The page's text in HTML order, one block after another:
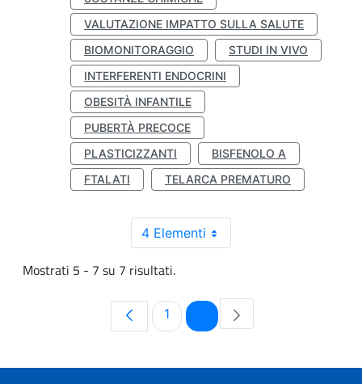
VALUTAZIONE IMPATTO SULLA SALUTE
BIOMONITORAGGIO
STUDI IN VIVO
INTERFERENTI ENDOCRINI
OBESITÀ INFANTILE
PUBERTÀ PRECOCE
PLASTICIZZANTI
BISFENOLO A
FTALATI
TELARCA PREMATURO
4 Elementi
Mostrati 5 - 7 su 7 risultati.
Pagina
1 Pagina